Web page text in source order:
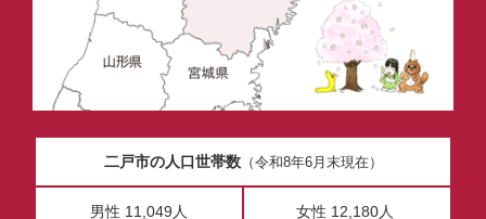
二戸市の人口世帯数（令和8年6月末現在）
男性 11,049人 女性 12,180人